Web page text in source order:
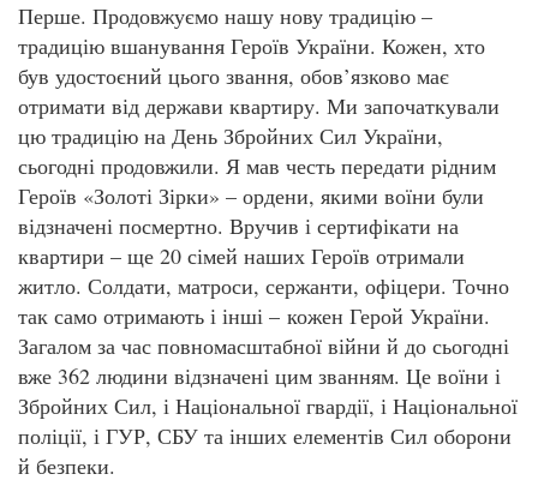
Перше. Продовжуємо нашу нову традицію –
традицію вшанування Героїв України. Кожен, хто
був удостоєний цього звання, обов’язково має
отримати від держави квартиру. Ми започаткували
цю традицію на День Збройних Сил України,
сьогодні продовжили. Я мав честь передати рідним
Героїв «Золоті Зірки» – ордени, якими воїни були
відзначені посмертно. Вручив і сертифікати на
квартири – ще 20 сімей наших Героїв отримали
житло. Солдати, матроси, сержанти, офіцери. Точно
так само отримають і інші – кожен Герой України.
Загалом за час повномасштабної війни й до сьогодні
вже 362 людини відзначені цим званням. Це воїни і
Збройних Сил, і Національної гвардії, і Національної
поліції, і ГУР, СБУ та інших елементів Сил оборони
й безпеки.